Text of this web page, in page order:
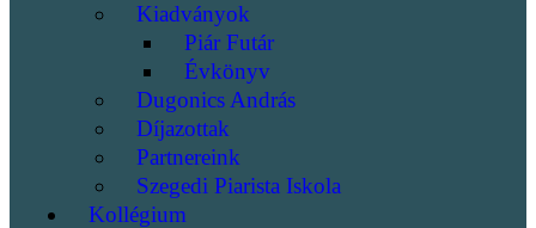
Kiadványok
Piár Futár
Évkönyv
Dugonics András
Díjazottak
Partnereink
Szegedi Piarista Iskola
Kollégium